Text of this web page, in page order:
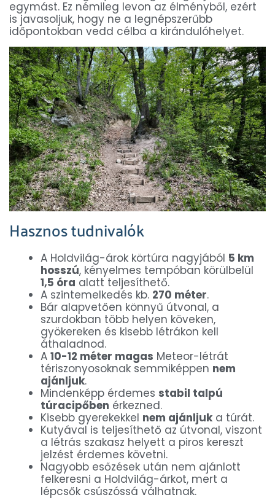
egymást. Ez némileg levon az élményből, ezért
is javasoljuk, hogy ne a legnépszerűbb
időpontokban vedd célba a kirándulóhelyet.
Hasznos tudnivalók
A Holdvilág-árok körtúra nagyjából 5 km
hosszú, kényelmes tempóban körülbelül
1,5 óra alatt teljesíthető.
A szintemelkedés kb. 270 méter.
Bár alapvetően könnyű útvonal, a
szurdokban több helyen köveken,
gyökereken és kisebb létrákon kell
áthaladnod.
A 10-12 méter magas Meteor-létrát
tériszonyosoknak semmiképpen nem
ajánljuk.
Mindenképp érdemes stabil talpú
túracipőben érkezned.
Kisebb gyerekekkel nem ajánljuk a túrát.
Kutyával is teljesíthető az útvonal, viszont
a létrás szakasz helyett a piros kereszt
jelzést érdemes követni.
Nagyobb esőzések után nem ajánlott
felkeresni a Holdvilág-árkot, mert a
lépcsők csúszóssá válhatnak.